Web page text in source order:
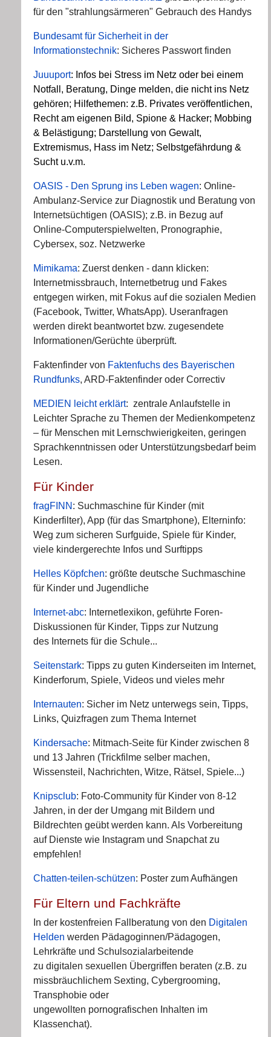
für den "strahlungsärmeren" Gebrauch des Handys
Bundesamt für Sicherheit in der
Informationstechnik: Sicheres Passwort finden
Juuuport: Infos bei Stress im Netz oder bei einem
Notfall, Beratung, Dinge melden, die nicht ins Netz
gehören; Hilfethemen: z.B. Privates veröffentlichen,
Recht am eigenen Bild, Spione & Hacker; Mobbing
& Belästigung; Darstellung von Gewalt,
Extremismus, Hass im Netz; Selbstgefährdung &
Sucht u.v.m.
OASIS - Den Sprung ins Leben wagen: Online-
Ambulanz-Service zur Diagnostik und Beratung von
Internetsüchtigen (OASIS); z.B. in Bezug auf
Online-Computerspielwelten, Pronographie,
Cybersex, soz. Netzwerke
Mimikama: Zuerst denken - dann klicken:
Internetmissbrauch, Internetbetrug und Fakes
entgegen wirken, mit Fokus auf die sozialen Medien
(Facebook, Twitter, WhatsApp). Useranfragen
werden direkt beantwortet bzw. zugesendete
Informationen/Gerüchte überprüft.
Faktenfinder von Faktenfuchs des Bayerischen
Rundfunks, ARD-Faktenfinder oder Correctiv
MEDIEN leicht erklärt: zentrale Anlaufstelle in
Leichter Sprache zu Themen der Medienkompetenz
– für Menschen mit Lernschwierigkeiten, geringen
Sprachkenntnissen oder Unterstützungsbedarf beim
Lesen.
Für Kinder
fragFINN : Suchmaschine für Kinder (mit
Kinderfilter), App (für das Smartphone), Elterninfo:
Weg zum sicheren Surfguide, Spiele für Kinder,
viele kindergerechte Infos und Surftipps
Helles Köpfchen: größte deutsche Suchmaschine
für Kinder und Jugendliche
Internet-abc: Internetlexikon, geführte Foren-
Diskussionen für Kinder, Tipps zur Nutzung
des Internets für die Schule...
Seitenstark: Tipps zu guten Kinderseiten im Internet,
Kinderforum, Spiele, Videos und vieles mehr
Internauten: Sicher im Netz unterwegs sein, Tipps,
Links, Quizfragen zum Thema Internet
Kindersache: Mitmach-Seite für Kinder zwischen 8
und 13 Jahren (Trickfilme selber machen,
Wissensteil, Nachrichten, Witze, Rätsel, Spiele...)
Knipsclub: Foto-Community für Kinder von 8-12
Jahren, in der der Umgang mit Bildern und
Bildrechten geübt werden kann. Als Vorbereitung
auf Dienste wie Instagram und Snapchat zu
empfehlen!
Chatten-teilen-schützen: Poster zum Aufhängen
Für Eltern und Fachkräfte
In der kostenfreien Fallberatung von den Digitalen
Helden werden Pädagoginnen/Pädagogen,
Lehrkräfte und Schulsozialarbeitende
zu digitalen sexuellen Übergriffen beraten (z.B. zu
missbräuchlichem Sexting, Cybergrooming,
Transphobie oder
ungewollten pornografischen Inhalten im
Klassenchat).